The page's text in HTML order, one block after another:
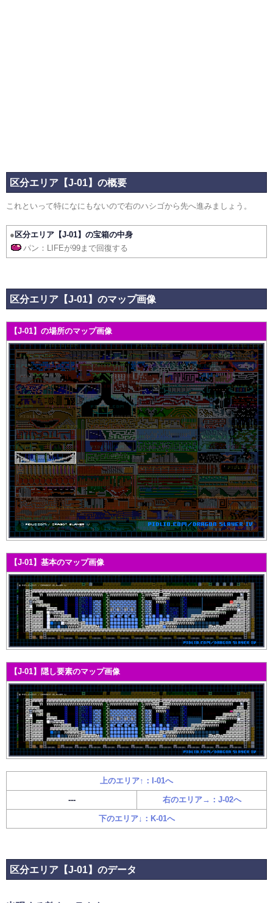
区分エリア【J-01】の概要
これといって特になにもないので右のハシゴから先へ進みましょう。
● 区分エリア【J-01】の宝箱の中身
パン：LIFEが99まで回復する
区分エリア【J-01】のマップ画像
【J-01】の場所のマップ画像
【J-01】基本のマップ画像
【J-01】隠し要素のマップ画像
上のエリア↑：I-01へ
--- 右のエリア→：J-02へ
下のエリア↓：K-01へ
区分エリア【J-01】のデータ